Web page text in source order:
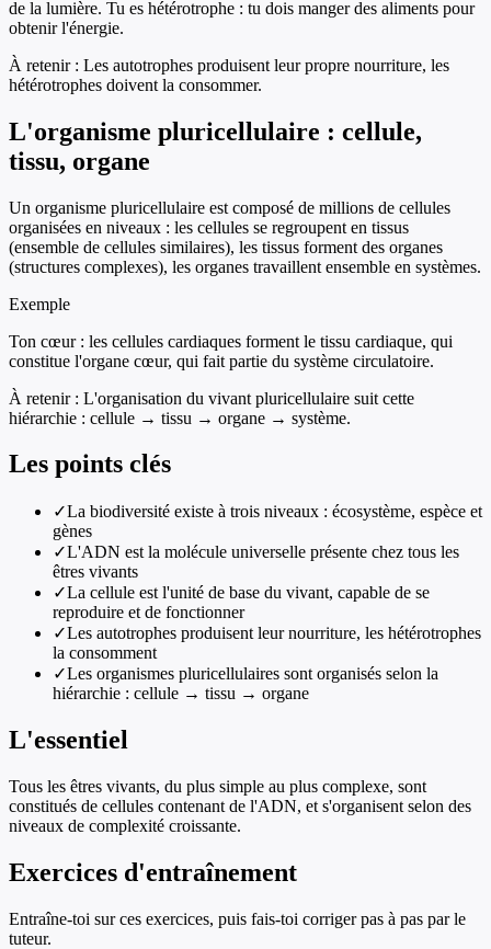
de la lumière. Tu es hétérotrophe : tu dois manger des aliments pour
obtenir l'énergie.
À retenir : Les autotrophes produisent leur propre nourriture, les
hétérotrophes doivent la consommer.
L'organisme pluricellulaire : cellule,
tissu, organe
Un organisme pluricellulaire est composé de millions de cellules
organisées en niveaux : les cellules se regroupent en tissus
(ensemble de cellules similaires), les tissus forment des organes
(structures complexes), les organes travaillent ensemble en systèmes.
Exemple
Ton cœur : les cellules cardiaques forment le tissu cardiaque, qui
constitue l'organe cœur, qui fait partie du système circulatoire.
À retenir : L'organisation du vivant pluricellulaire suit cette
hiérarchie : cellule → tissu → organe → système.
Les points clés
✓La biodiversité existe à trois niveaux : écosystème, espèce et
gènes
✓L'ADN est la molécule universelle présente chez tous les
êtres vivants
✓La cellule est l'unité de base du vivant, capable de se
reproduire et de fonctionner
✓Les autotrophes produisent leur nourriture, les hétérotrophes
la consomment
✓Les organismes pluricellulaires sont organisés selon la
hiérarchie : cellule → tissu → organe
L'essentiel
Tous les êtres vivants, du plus simple au plus complexe, sont
constitués de cellules contenant de l'ADN, et s'organisent selon des
niveaux de complexité croissante.
Exercices d'entraînement
Entraîne-toi sur ces exercices, puis fais-toi corriger pas à pas par le
tuteur.